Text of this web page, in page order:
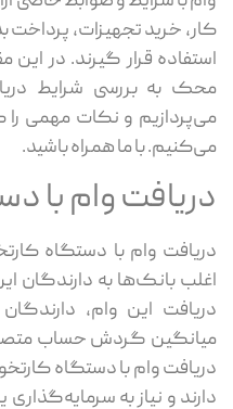
کار، خرید تجهیزات، پرداخت
استفاده قرار گیرند. در این
محک به بررسی شرایط
می‌پردازیم و نکات مهمی را
می‌کنیم. با ما همراه باشید.
دریافت وام با
دریافت وام با دستگاه
اغلب بانک‌ها به دارندگان
دریافت این وام،
میانگین گردش حساب
دریافت وام با دستگاه
دارند و نیاز به